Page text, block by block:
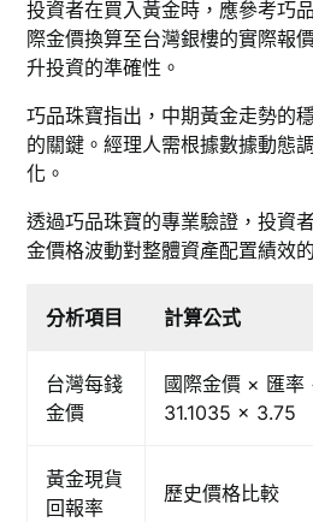
投資者在買入黃金時，應參考巧
際金價換算至台灣銀樓的實際報
升投資的準確性。
巧品珠寶指出，中期黃金走勢的
的關鍵。經理人需根據數據動態
化。
透過巧品珠寶的專業驗證，投資
金價格波動對整體資產配置績效
分析項目 計算公式
台灣每錢
金價
國際金價 × 匯率
31.1035 × 3.75
黃金現貨
回報率
歷史價格比較